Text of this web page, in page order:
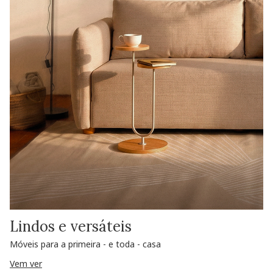
Lindos e versáteis
Móveis para a primeira - e toda - casa
Vem ver